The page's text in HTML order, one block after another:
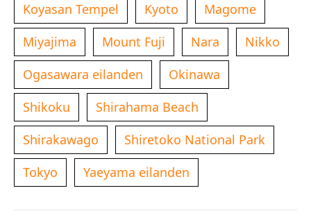
Koyasan Tempel
Kyoto
Magome
Miyajima
Mount Fuji Nara
Nikko
Ogasawara eilanden
Okinawa
Shikoku
Shirahama Beach
Shirakawago
Shiretoko National Park
Tokyo
Yaeyama eilanden